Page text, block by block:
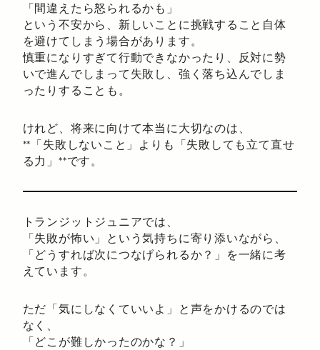
「間違えたら怒られるかも」
という不安から、新しいことに挑戦すること自体
を避けてしまう場合があります。
慎重になりすぎて行動できなかったり、反対に勢
いで進んでしまって失敗し、強く落ち込んでしま
ったりすることも。
けれど、将来に向けて本当に大切なのは、
**「失敗しないこと」よりも「失敗しても立て直せ
る力」**です。
トランジットジュニアでは、
「失敗が怖い」という気持ちに寄り添いながら、
「どうすれば次につなげられるか？」を一緒に考
えています。
ただ「気にしなくていいよ」と声をかけるのでは
なく、
「どこが難しかったのかな？」